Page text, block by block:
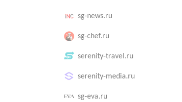
sg-news.ru
sg-chef.ru
serenity-travel.ru
serenity-media.ru
sg-eva.ru